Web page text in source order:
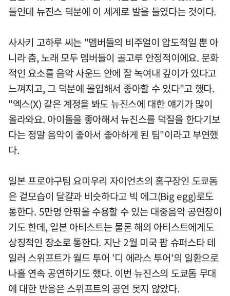
들인데 뉴진스 덕분에 이 세계로 발을 들였다는 것이다.
사사키 고하루 씨는 "멤버들의 비주얼이 압도적일 뿐 아
니라 춤, 노래 모두 멤버들이 골고루 안정적이에요. 문화
적인 요소를 음악 사운드 안에 잘 녹여내 깊이가 있다고
느껴지고, 그 덕분에 몰입해서 좋아할 수 있다"고 했다.
"엑스(X) 같은 계정을 봐도 뉴진스에 대한 얘기가 많이
올라와요. 아이돌을 좋아해서 뉴진스를 덕질을 한다기보
다는 정말 음악이 좋아서 좋아하게 된 팀"이라고 부연했
다.
일본 프로야구팀 요미우리 자이언츠의 홈구장인 도쿄돔
은 겉모습이 달걀과 비슷하다고 빅 에그(Big egg)로도
통한다. 5만명 안팎을 수용할 수 있는 대중음악 공연장이
기도 한데, 일본 아티스트는 물론 해외 아티스트에게도
상징적인 장소로 통한다. 지난 2월 미국 팝 슈퍼스타 테
일러 스위프트가 월드 투어 '디 에라스 투어'의 일환으로
나흘 연속 공연하기도 했다. 이번 뉴진스의 도쿄돔 무대
에 대한 반응은 스위프트의 공연 못지 않았다.